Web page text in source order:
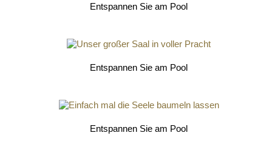
Entspannen Sie am Pool
Entspannen Sie am Pool
Entspannen Sie am Pool